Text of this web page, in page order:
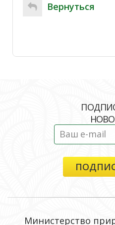
Вернуться
Министерство